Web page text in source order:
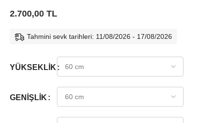
2.700,00 TL
Tahmini sevk tarihleri: 11/08/2026 - 17/08/2026
YÜKSEKLIK
GENIŞLIK